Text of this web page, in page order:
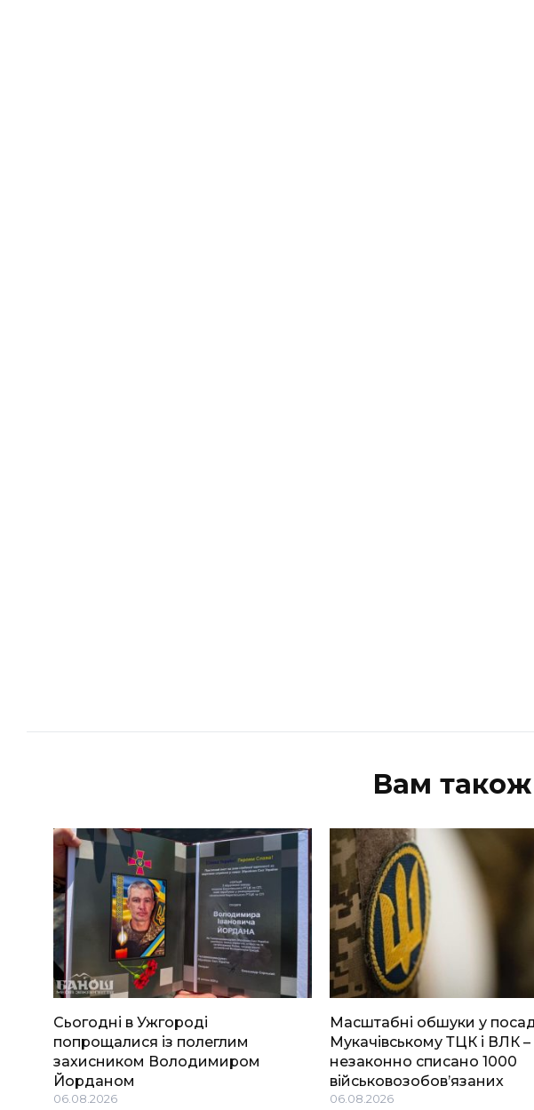
Вам
Сьогодні в Ужгороді
попрощалися із полеглим
захисником Володимиром
Йорданом
06.08.2026
Масштабні обшуки у
Мукачівському ТЦК і ВЛК –
незаконно списано 1000
військовозобов’язаних
06.08.2026